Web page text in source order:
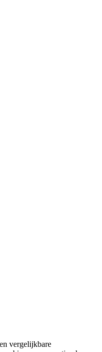
vergelijkbare